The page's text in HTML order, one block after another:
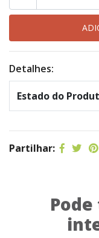
Detalhes:
Estado do
Partilhar: